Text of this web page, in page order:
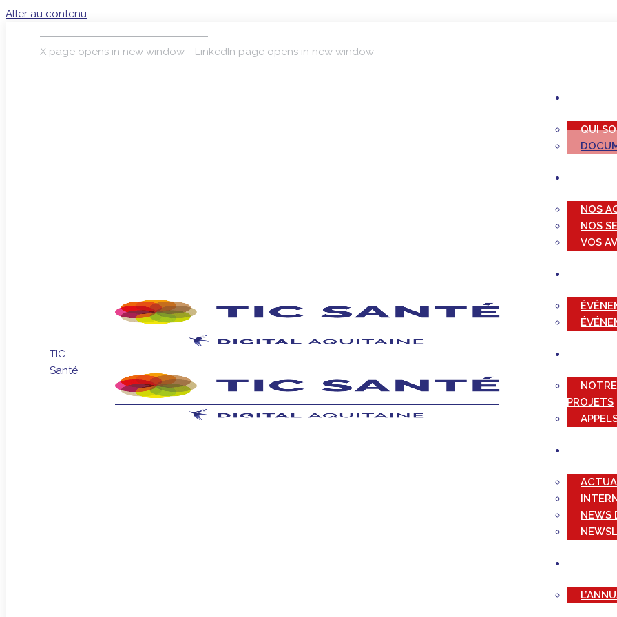
Aller au contenu
X page opens in new window LinkedIn page opens in new window
TIC
Santé
QUI
NOS
NOS
VOS
PROJETS
NEWS